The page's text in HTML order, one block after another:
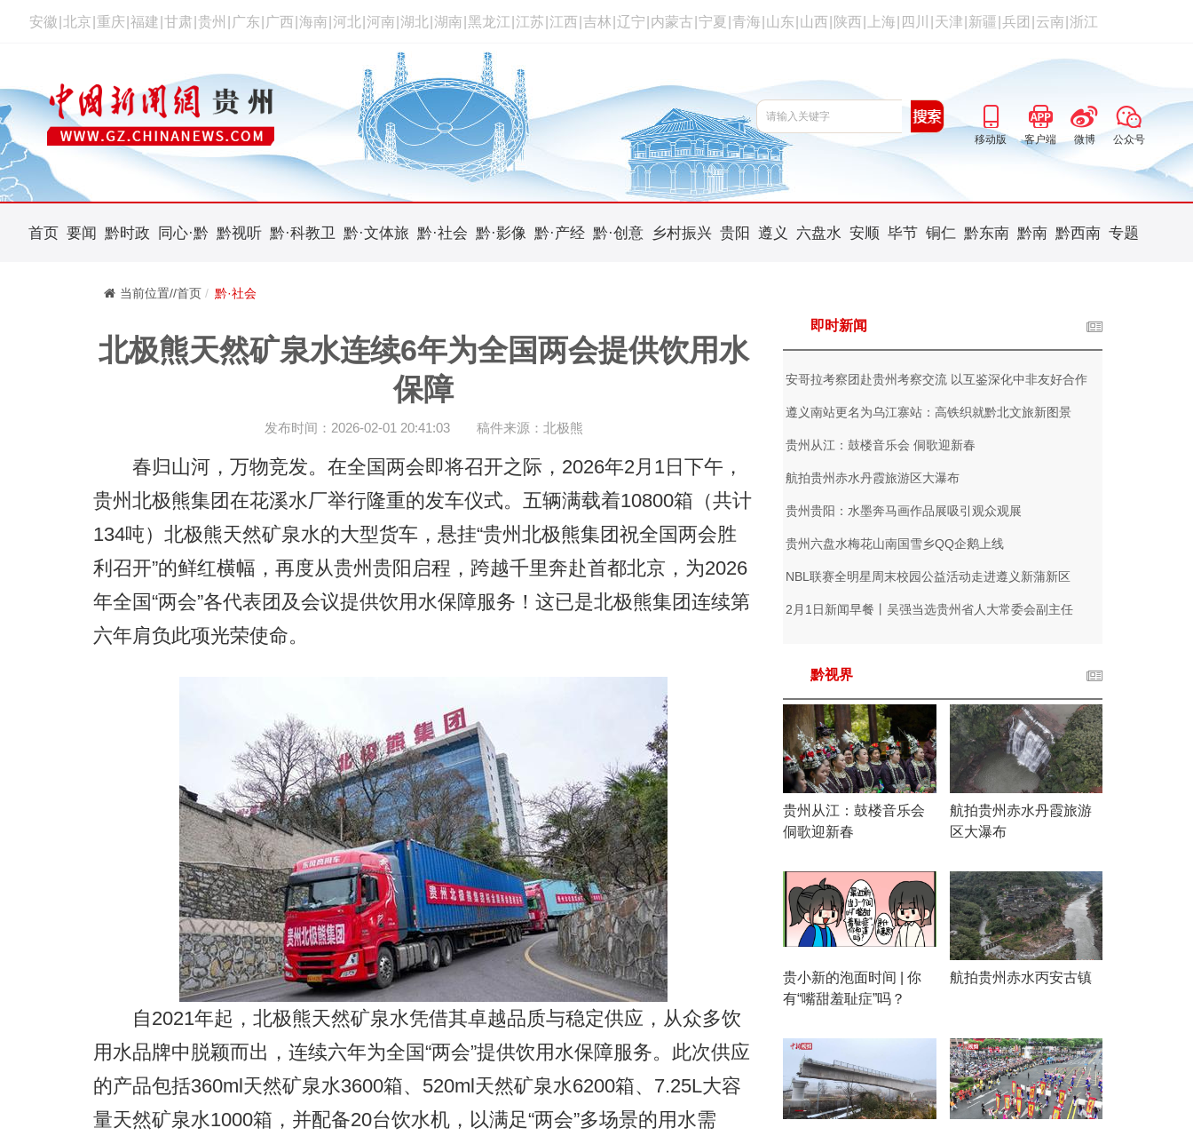
安徽 北京 重庆 福建 甘肃 贵州 广东 广西 海南 河北 河南 湖北 湖南 黑龙江 江苏 江西 吉林 辽宁 内蒙古 宁夏 青海 山东 山西 陕西 上海 四川 天津 新疆 兵团 云南 浙江
移动版 客户端 微博 公众号
首页 要闻 黔时政 同心·黔 黔视听 黔·科教卫 黔·文体旅 黔·社会 黔·影像 黔·产经 黔·创意 乡村振兴 贵阳 遵义 六盘水 安顺 毕节 铜仁 黔东南 黔南 黔西南 专题
当前位置//首页 黔·社会
北极熊天然矿泉水连续6年为全国两会提供饮用水
保障
发布时间：2026-02-01 20:41:03 稿件来源：北极熊
春归山河，万物竞发。在全国两会即将召开之际，2026年2月1日下午，
贵州北极熊集团在花溪水厂举行隆重的发车仪式。五辆满载着10800箱（共计
134吨）北极熊天然矿泉水的大型货车，悬挂“贵州北极熊集团祝全国两会胜
利召开”的鲜红横幅，再度从贵州贵阳启程，跨越千里奔赴首都北京，为2026
年全国“两会”各代表团及会议提供饮用水保障服务！这已是北极熊集团连续第
六年肩负此项光荣使命。
自2021年起，北极熊天然矿泉水凭借其卓越品质与稳定供应，从众多饮
用水品牌中脱颖而出，连续六年为全国“两会”提供饮用水保障服务。此次供应
的产品包括360ml天然矿泉水3600箱、520ml天然矿泉水6200箱、7.25L大容
量天然矿泉水1000箱，并配备20台饮水机，以满足“两会”多场景的用水需
即时新闻
安哥拉考察团赴贵州考察交流 以互鉴深化中非友好合作
遵义南站更名为乌江寨站：高铁织就黔北文旅新图景
贵州从江：鼓楼音乐会 侗歌迎新春
航拍贵州赤水丹霞旅游区大瀑布
贵州贵阳：水墨奔马画作品展吸引观众观展
贵州六盘水梅花山南国雪乡QQ企鹅上线
NBL联赛全明星周末校园公益活动走进遵义新蒲新区
2月1日新闻早餐丨吴强当选贵州省人大常委会副主任
黔视界
贵州从江：鼓楼音乐会
侗歌迎新春
航拍贵州赤水丹霞旅游
区大瀑布
贵小新的泡面时间 | 你
有“嘴甜羞耻症”吗？
航拍贵州赤水丙安古镇